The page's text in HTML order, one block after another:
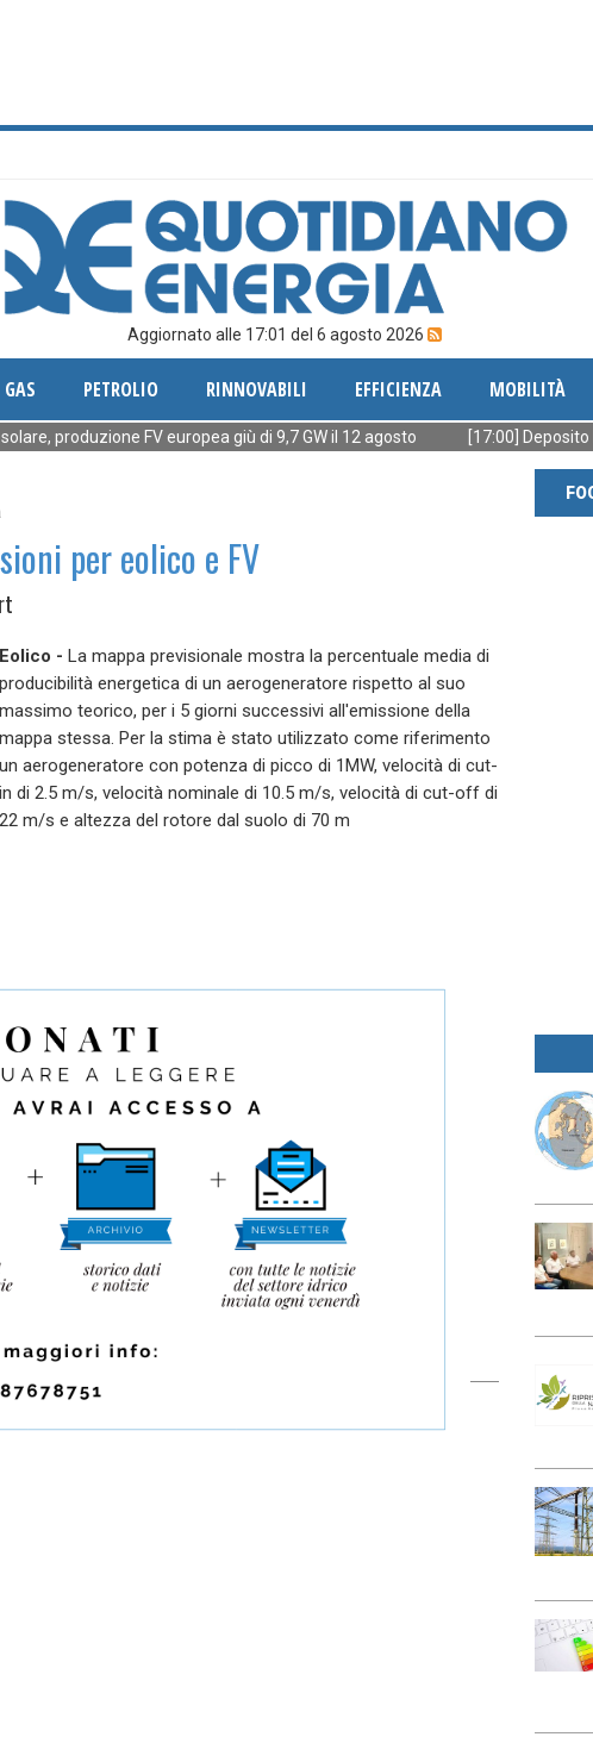
Aggiornato alle 17:01 del 6 agosto 2026
GAS PETROLIO RINNOVABILI EFFICIENZA MOBILITÀ
FV europea giù di 9,7 GW il 12 agosto [17:00] Deposito Eni
per eolico e FV
Eolico - La mappa previsionale mostra la percentuale media di
producibilità energetica di un aerogeneratore rispetto al suo
massimo teorico, per i 5 giorni successivi all'emissione della
mappa stessa. Per la stima è stato utilizzato come riferimento
un aerogeneratore con potenza di picco di 1MW, velocità di cut-
in di 2.5 m/s, velocità nominale di 10.5 m/s, velocità di cut-off di
22 m/s e altezza del rotore dal suolo di 70 m